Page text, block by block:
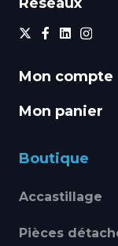
Mon compte
Mon panier
Boutique
Accastillage
Pièces